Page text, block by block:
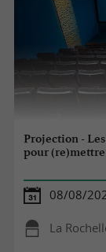
Projection -
pour
08/08/
La